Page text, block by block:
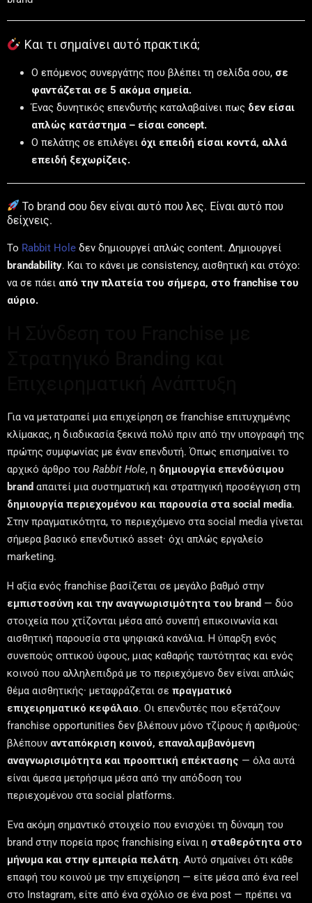
Και τι σημαίνει αυτό πρακτικά;
Ο επόμενος συνεργάτης που βλέπει τη σελίδα σου, σε
φαντάζεται σε 5 ακόμα σημεία.
Ένας δυνητικός επενδυτής καταλαβαίνει πως δεν είσαι
απλώς κατάστημα – είσαι concept.
Ο πελάτης σε επιλέγει όχι επειδή είσαι κοντά, αλλά
επειδή ξεχωρίζεις.
Το brand σου δεν είναι αυτό που λες. Είναι αυτό που
δείχνεις.
Το Rabbit Hole δεν δημιουργεί απλώς content. Δημιουργεί
brandability. Και το κάνει με consistency, αισθητική και στόχο:
να σε πάει από την πλατεία του σήμερα, στο franchise του
αύριο.
Για να μετατραπεί μια επιχείρηση σε franchise επιτυχημένης
κλίμακας, η διαδικασία ξεκινά πολύ πριν από την υπογραφή της
πρώτης συμφωνίας με έναν επενδυτή. Όπως επισημαίνει το
αρχικό άρθρο του Rabbit Hole, η δημιουργία επενδύσιμου
brand απαιτεί μια συστηματική και στρατηγική προσέγγιση στη
δημιουργία περιεχομένου και παρουσία στα social media.
Στην πραγματικότητα, το περιεχόμενο στα social media γίνεται
σήμερα βασικό επενδυτικό asset· όχι απλώς εργαλείο
marketing.
Η αξία ενός franchise βασίζεται σε μεγάλο βαθμό στην
εμπιστοσύνη και την αναγνωρισιμότητα του brand — δύο
στοιχεία που χτίζονται μέσα από συνεπή επικοινωνία και
αισθητική παρουσία στα ψηφιακά κανάλια. Η ύπαρξη ενός
συνεπούς οπτικού ύφους, μιας καθαρής ταυτότητας και ενός
κοινού που αλληλεπιδρά με το περιεχόμενο δεν είναι απλώς
θέμα αισθητικής· μεταφράζεται σε πραγματικό
επιχειρηματικό κεφάλαιο. Οι επενδυτές που εξετάζουν
franchise opportunities δεν βλέπουν μόνο τζίρους ή αριθμούς·
βλέπουν ανταπόκριση κοινού, επαναλαμβανόμενη
αναγνωρισιμότητα και προοπτική επέκτασης — όλα αυτά
είναι άμεσα μετρήσιμα μέσα από την απόδοση του
περιεχομένου στα social platforms.
Ένα ακόμη σημαντικό στοιχείο που ενισχύει τη δύναμη του
brand στην πορεία προς franchising είναι η σταθερότητα στο
μήνυμα και στην εμπειρία πελάτη. Αυτό σημαίνει ότι κάθε
επαφή του κοινού με την επιχείρηση — είτε μέσα από ένα reel
στο Instagram, είτε από ένα σχόλιο σε ένα post — πρέπει να